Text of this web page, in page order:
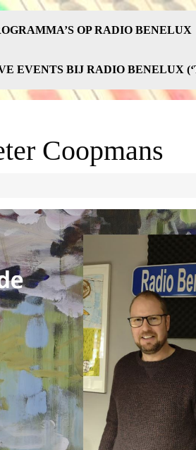
OP RADIO BENELUX
EVENTS BIJ RADIO BENELUX
Coopmans